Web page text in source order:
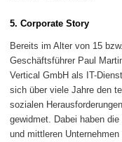
5. Corporate Story
Bereits im Alter von 15
Geschäftsführer Paul
Vertical GmbH als IT-
sich über viele Jahre den
sozialen
gewidmet. Dabei haben
und mittleren